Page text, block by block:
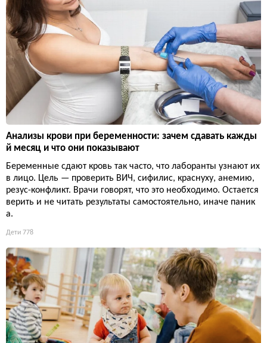
Анализы крови при беременности: зачем сдавать кажды
й месяц и что они показывают
Беременные сдают кровь так часто, что лаборанты узнают их
в лицо. Цель — проверить ВИЧ, сифилис, краснуху, анемию,
резус-конфликт. Врачи говорят, что это необходимо. Остается
верить и не читать результаты самостоятельно, иначе паник
а.
Дети 778